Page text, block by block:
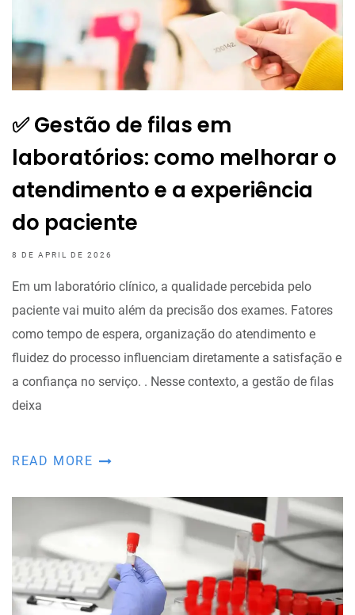
✅ Gestão de filas em
laboratórios: como melhorar o
atendimento e a experiência
do paciente
8 DE APRIL DE 2026
Em um laboratório clínico, a qualidade percebida pelo
paciente vai muito além da precisão dos exames. Fatores
como tempo de espera, organização do atendimento e
fluidez do processo influenciam diretamente a satisfação e
a confiança no serviço. . Nesse contexto, a gestão de filas
deixa
READ MORE